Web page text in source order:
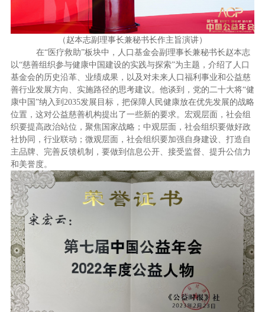
（赵本志副理事长兼秘书长作主旨演讲）
在“医疗救助”板块中，人口基金会副理事长兼秘书长赵本志
以“慈善组织参与健康中国建设的实践与探索”为主题，介绍了人口
基金会的历史沿革、业绩成果，以及对未来人口福利事业和公益慈
善行业发展方向、实施路径的思考建议。他谈到，党的二十大将“健
康中国”纳入到2035发展目标，把保障人民健康放在优先发展的战略
位置，这对公益慈善机构提出了一些新的要求。宏观层面，社会组
织要提高政治站位，聚焦国家战略；中观层面，社会组织要做好政
社协同，行业联动；微观层面，社会组织要加强自身建设、打造自
主品牌、完善反馈机制，要做到信息公开、接受监督、提升公信力
和美誉度。